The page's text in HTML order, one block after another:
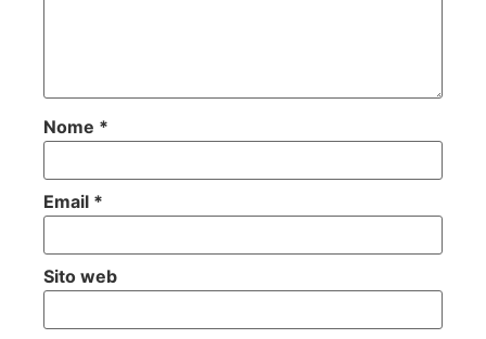
Nome *
Email *
Sito web